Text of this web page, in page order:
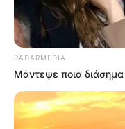
RADARMEDIA
Μάντεψε ποια